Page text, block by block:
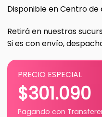
Disponible en Centro de
Retirá en nuestras
Si es con envío,
PRECIO ESPECIAL
$301.090
Pagando con